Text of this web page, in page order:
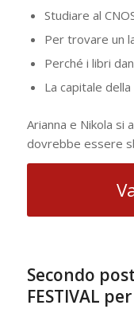
Studiare al
Per trovare un
Perché i libri
La capitale
Arianna e Nikola si
dovrebbe essere
Secondo
FESTIVAL